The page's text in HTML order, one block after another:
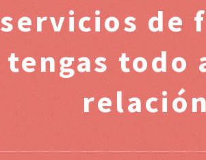
servicios de
tengas todo